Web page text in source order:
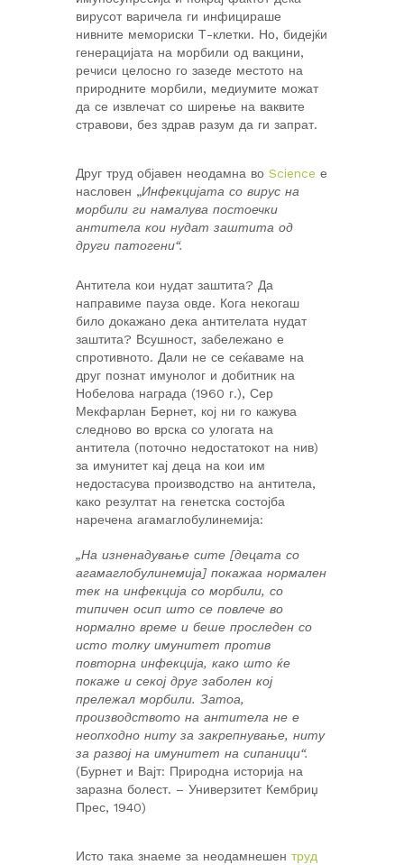
вирусот варичела ги инфицираше
нивните мемориски Т-клетки. Но, бидејќи
генерацијата на морбили од вакцини,
речиси целосно го зазеде местото на
природните морбили, медиумите можат
да се извлечат со ширење на ваквите
стравови, без здрав разум да ги запрат.
Друг труд објавен неодамна во Science е
насловен „Инфекцијата со вирус на
морбили ги намалува постоечки
антитела кои нудат заштита од
други патогени“.
Антитела кои нудат заштита? Да
направиме пауза овде. Кога некогаш
било докажано дека антителата нудат
заштита? Всушност, забележано е
спротивното. Дали не се сеќаваме на
друг познат имунолог и добитник на
Нобелова награда (1960 г.), Сер
Мекфарлан Бернет, кој ни го кажува
следново во врска со улогата на
антитела (поточно недостатокот на нив)
за имунитет кај деца на кои им
недостасува производство на антитела,
како резултат на генетска состојба
наречена агамаглобулинемија:
„На изненадување сите [децата со
агамаглобулинемија] покажаа нормален
тек на инфекција со морбили, со
типичен осип што се повлече во
нормално време и беше проследен со
исто толку имунитет против
повторна инфекција, како што ќе
покаже и секој друг заболен кој
прележал морбили. Затоа,
производството на антитела не е
неопходно ниту за закрепнување, ниту
за развој на имунитет на сипаници“.
(Бурнет и Вајт: Природна историја на
заразна болест. – Универзитет Кембриџ
Прес, 1940)
Исто така знаеме за неодамнешен труд